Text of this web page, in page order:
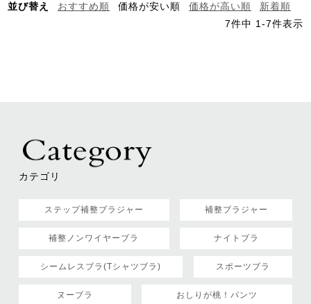
並び替え おすすめ順 価格が安い順 価格が高い順
新着順
7件中 1 -7件表示
カテゴリ
ステップ補整ブラジャー 補整ブラジャー
補整ノンワイヤーブラ ナイトブラ
シームレスブラ(Tシャツブラ) スポーツブラ
ヌーブラ おしりが桃！パンツ